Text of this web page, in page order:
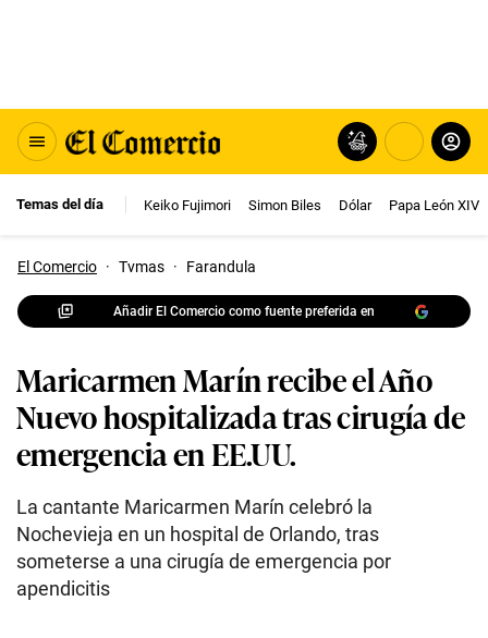
Temas del día Keiko Fujimori Simon Biles Dólar Papa León XIV
El Comercio · Tvmas · Farandula
Añadir El Comercio como fuente preferida en
Maricarmen Marín recibe el Año
Nuevo hospitalizada tras cirugía de
emergencia en EE.UU.
La cantante Maricarmen Marín celebró la
Nochevieja en un hospital de Orlando, tras
someterse a una cirugía de emergencia por
apendicitis